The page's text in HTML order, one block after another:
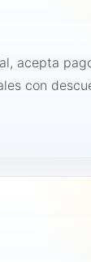
acepta
con